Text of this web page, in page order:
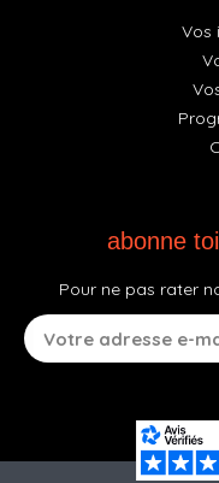
Vos
abonne
Pour ne pas rater